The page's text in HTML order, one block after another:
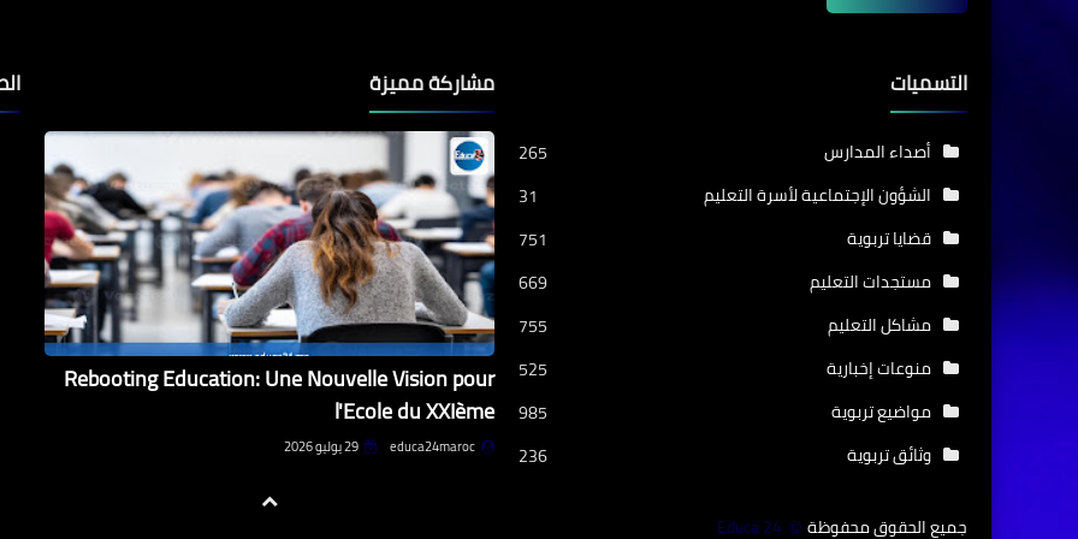
التسميات
أصداء المدارس
265
الشؤون الإجتماعية لأسرة التعليم
31
قضايا تربوية
751
مستجدات التعليم
669
مشاكل التعليم
755
منوعات إخبارية
525
مواضيع تربوية
985
وثائق تربوية
236
مشاركة مميزة
Rebooting Education: Une Nouvelle Vision pour
l'Ecole du XXIème
educa24maroc 29 يوليو 2026
جميع الحقوق محفوظة ©
Educa 24